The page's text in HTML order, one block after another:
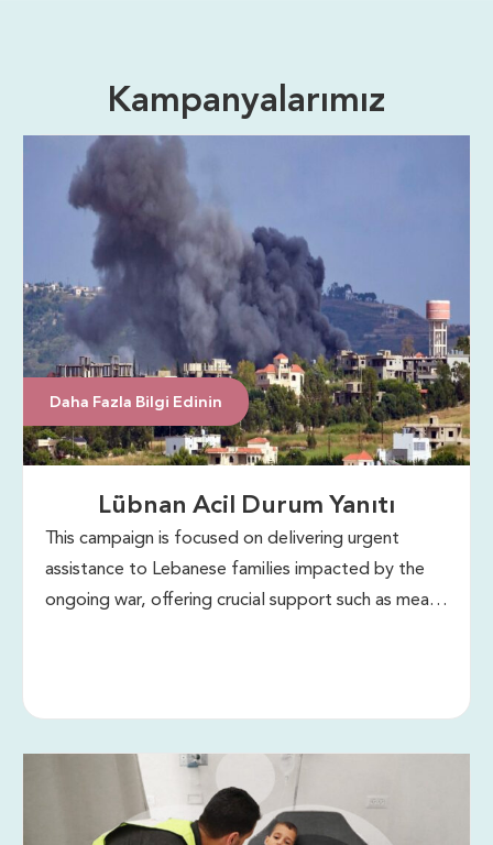
Kampanyalarımız
Daha Fazla Bilgi Edinin
Lübnan Acil Durum Yanıtı
This campaign is focused on delivering urgent
assistance to Lebanese families impacted by the
ongoing war, offering crucial support such as meals,